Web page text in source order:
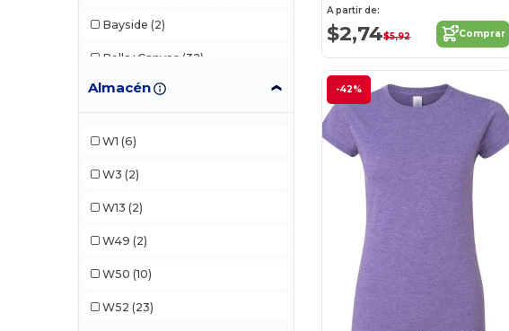
Bayside (2)
Bella+Canvas (32)
C2 Sport (1)
Almacén
W1 (6)
W3 (2)
W13 (2)
W49 (2)
W50 (10)
W52 (23)
A partir de:
$2,74$5,92 Comprar
-42%